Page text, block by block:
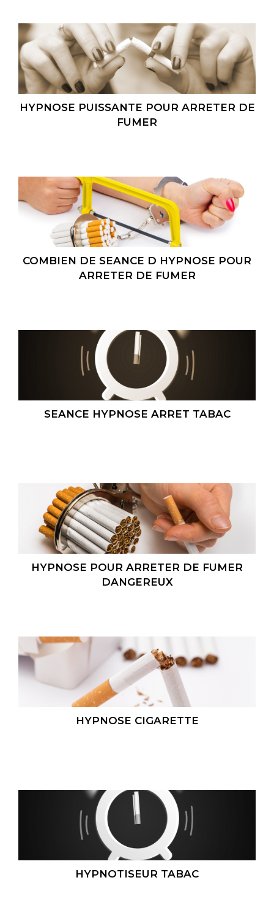
HYPNOSE PUISSANTE POUR ARRETER DE
FUMER
COMBIEN DE SEANCE D HYPNOSE POUR
ARRETER DE FUMER
SEANCE HYPNOSE ARRET TABAC
HYPNOSE POUR ARRETER DE FUMER
DANGEREUX
HYPNOSE CIGARETTE
HYPNOTISEUR TABAC